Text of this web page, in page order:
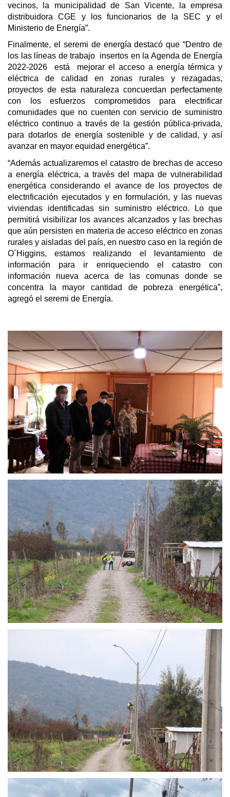
vecinos, la municipalidad de San Vicente, la empresa
distribuidora CGE y los funcionarios de la SEC y el
Ministerio de Energía”.
Finalmente, el seremi de energía destacó que “Dentro de
los las líneas de trabajo insertos en la Agenda de Energía
2022-2026 está mejorar el acceso a energía térmica y
eléctrica de calidad en zonas rurales y rezagadas,
proyectos de esta naturaleza concuerdan perfectamente
con los esfuerzos comprometidos para electrificar
comunidades que no cuenten con servicio de suministro
eléctrico continuo a través de la gestión pública-privada,
para dotarlos de energía sostenible y de calidad, y así
avanzar en mayor equidad energética”.
“Además actualizaremos el catastro de brechas de acceso
a energía eléctrica, a través del mapa de vulnerabilidad
energética considerando el avance de los proyectos de
electrificación ejecutados y en formulación, y las nuevas
viviendas identificadas sin suministro eléctrico. Lo que
permitirá visibilizar los avances alcanzados y las brechas
que aún persisten en materia de acceso eléctrico en zonas
rurales y aisladas del país, en nuestro caso en la región de
O´Higgins, estamos realizando el levantamiento de
información para ir enriqueciendo el catastro con
información nueva acerca de las comunas donde se
concentra la mayor cantidad de pobreza energética”,
agregó el seremi de Energía.